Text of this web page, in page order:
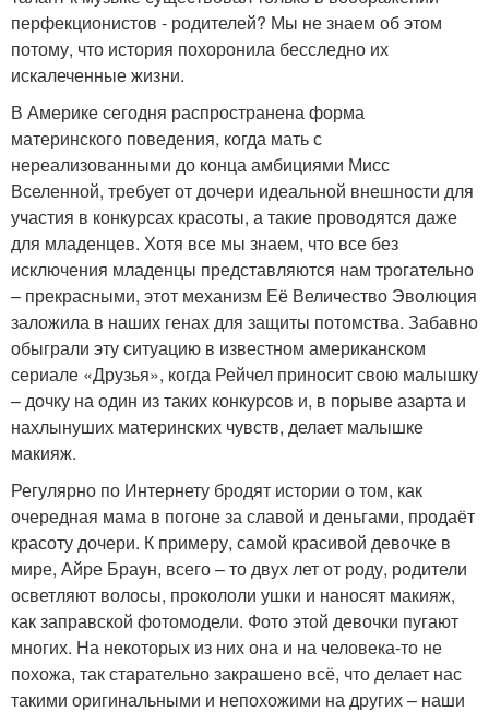
перфекционистов - родителей? Мы не знаем об этом
потому, что история похоронила бесследно их
искалеченные жизни.
В Америке сегодня распространена форма
материнского поведения, когда мать с
нереализованными до конца амбициями Мисс
Вселенной, требует от дочери идеальной внешности для
участия в конкурсах красоты, а такие проводятся даже
для младенцев. Хотя все мы знаем, что все без
исключения младенцы представляются нам трогательно
– прекрасными, этот механизм Её Величество Эволюция
заложила в наших генах для защиты потомства. Забавно
обыграли эту ситуацию в известном американском
сериале «Друзья», когда Рейчел приносит свою малышку
– дочку на один из таких конкурсов и, в порыве азарта и
нахлынуших материнских чувств, делает малышке
макияж.
Регулярно по Интернету бродят истории о том, как
очередная мама в погоне за славой и деньгами, продаёт
красоту дочери. К примеру, самой красивой девочке в
мире, Айре Браун, всего – то двух лет от роду, родители
осветляют волосы, прокололи ушки и наносят макияж,
как заправской фотомодели. Фото этой девочки пугают
многих. На некоторых из них она и на человека-то не
похожа, так старательно закрашено всё, что делает нас
такими оригинальными и непохожими на других – наши